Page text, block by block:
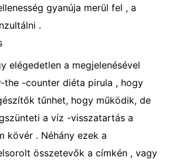
gyanúja merül fel , a
.
elégedetlen a megjelenésével
the -counter diéta pirula , hogy
tűnhet, hogy működik, de
a víz -visszatartás a
kövér . Néhány ezek a
​​összetevők a címkén , vagy